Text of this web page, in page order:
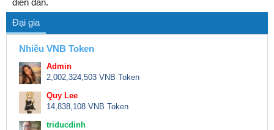
diễn đàn.
Đại gia
Nhiều VNB Token
Admin
2,002,324,503 VNB Token
Quy Lee
14,838,108 VNB Token
triducdinh